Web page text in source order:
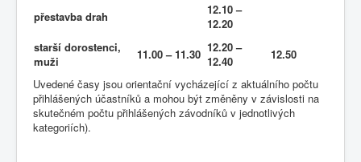
přestavba drah
12.10 –
12.20
starší dorostenci,
muži
11.00 – 11.30 12.20 –
12.40
12.50
Uvedené časy jsou orientační vycházející z aktuálního počtu
přihlášených účastníků a mohou být změněny v závislosti na
skutečném počtu přihlášených závodníků v jednotlivých
kategoriích).